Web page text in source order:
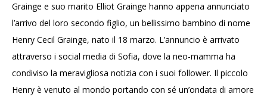
Grainge e suo marito Elliot Grainge hanno appena annunciato
l’arrivo del loro secondo figlio, un bellissimo bambino di nome
Henry Cecil Grainge, nato il 18 marzo. L’annuncio è arrivato
attraverso i social media di Sofia, dove la neo-mamma ha
condiviso la meravigliosa notizia con i suoi follower. Il piccolo
Henry è venuto al mondo portando con sé un’ondata di amore